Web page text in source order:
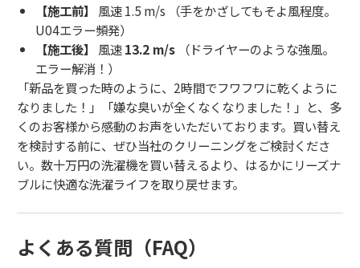
【施工前】
風速 1.5 m/s （手をかざしてもそよ風程度。
U04エラー頻発）
【施工後】
風速13.2 m/s （ドライヤーのような強風。
エラー解消！）
「新品を買った時のように、2時間でフワフワに乾くように
なりました！」「嫌な臭いが全くなくなりました！」と、多
くのお客様から感動のお声をいただいております。買い替え
を検討する前に、ぜひ当社のクリーニングをご検討くださ
い。数十万円の洗濯機を買い替えるより、はるかにリーズナ
ブルに快適な洗濯ライフを取り戻せます。
よくある質問（FAQ）